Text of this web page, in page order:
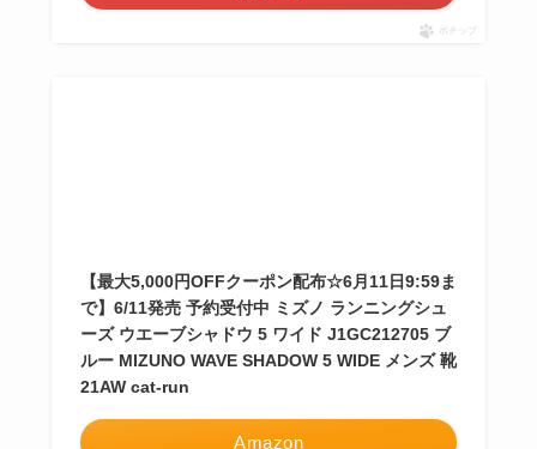
ポチップ
【最大5,000円OFFクーポン配布☆6月11日9:59ま
で】6/11発売 予約受付中 ミズノ ランニングシュ
ーズ ウエーブシャドウ 5 ワイド J1GC212705 ブ
ルー MIZUNO WAVE SHADOW 5 WIDE メンズ 靴
21AW cat-run
Amazon